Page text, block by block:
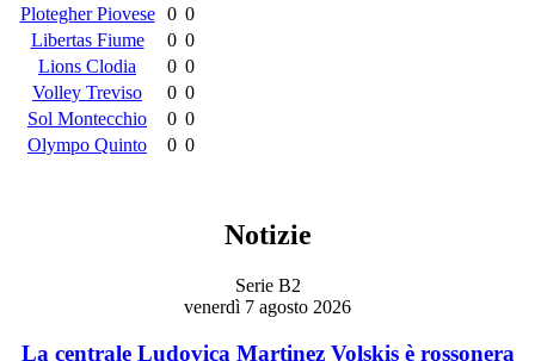
Plotegher Piovese
0 0
Libertas Fiume
0 0
Lions Clodia
0 0
Volley Treviso
0 0
Sol Montecchio
0 0
Olympo Quinto
0 0
Notizie
Serie B2
venerdì 7 agosto 2026
La centrale Ludovica Martinez Volskis è rossonera